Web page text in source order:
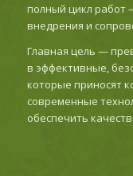
полный цикл работ
внедрения и
Главная цель —
в эффективные,
которые приносят
современные
обеспечить